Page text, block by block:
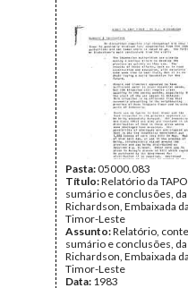
Pasta:05000.083
Título:Relatório da
sumário e conclusões,
Richardson, Embaixada
Timor-Leste
Assunto:Relatório,
sumário e conclusões,
Richardson, Embaixada
Timor-Leste
Data: 1983